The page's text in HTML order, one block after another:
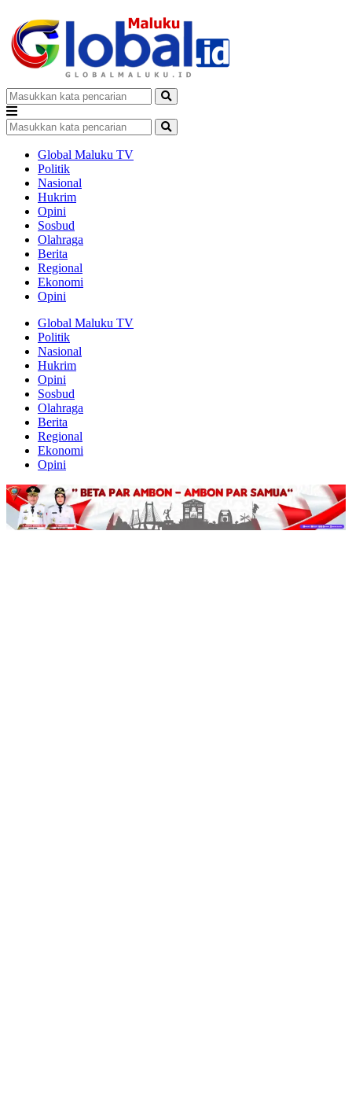
Global Maluku TV
Politik
Nasional
Hukrim
Opini
Sosbud
Olahraga
Berita
Regional
Ekonomi
Opini
Global Maluku TV
Politik
Nasional
Hukrim
Opini
Sosbud
Olahraga
Berita
Regional
Ekonomi
Opini